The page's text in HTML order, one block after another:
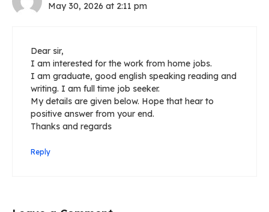
May 30, 2026 at 2:11 pm
Dear sir,
I am interested for the work from home jobs.
I am graduate, good english speaking reading and
writing. I am full time job seeker.
My details are given below. Hope that hear to
positive answer from your end.
Thanks and regards
Reply